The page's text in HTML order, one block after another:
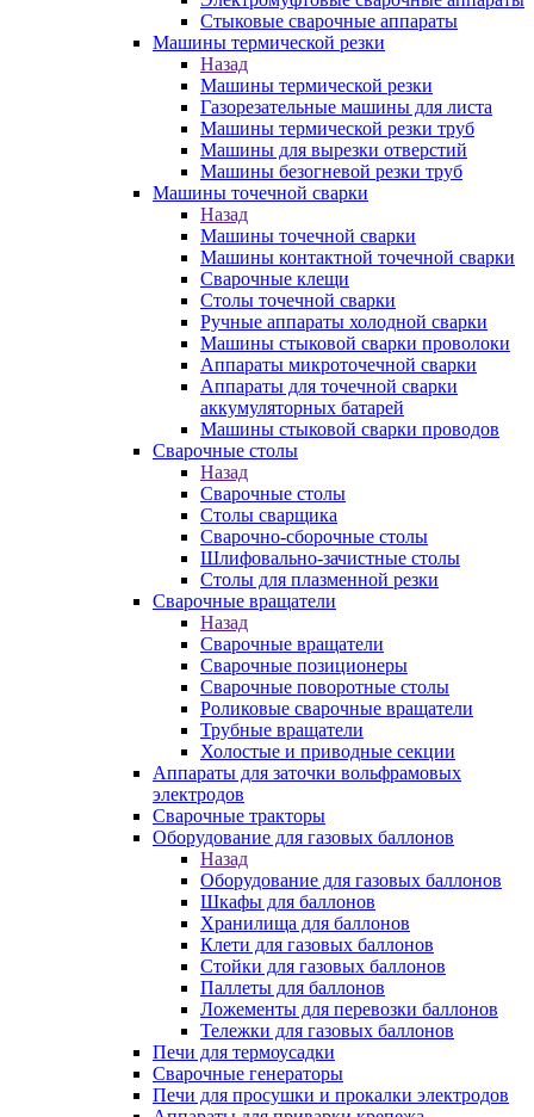
Стыковые сварочные аппараты
Машины термической резки
Назад
Машины термической резки
Газорезательные машины для листа
Машины термической резки труб
Машины для вырезки отверстий
Машины безогневой резки труб
Машины точечной сварки
Назад
Машины точечной сварки
Машины контактной точечной сварки
Сварочные клещи
Столы точечной сварки
Ручные аппараты холодной сварки
Машины стыковой сварки проволоки
Аппараты микроточечной сварки
Аппараты для точечной сварки
аккумуляторных батарей
Машины стыковой сварки проводов
Сварочные столы
Назад
Сварочные столы
Столы сварщика
Сварочно-сборочные столы
Шлифовально-зачистные столы
Столы для плазменной резки
Сварочные вращатели
Назад
Сварочные вращатели
Сварочные позиционеры
Сварочные поворотные столы
Роликовые сварочные вращатели
Трубные вращатели
Холостые и приводные секции
Аппараты для заточки вольфрамовых
электродов
Сварочные тракторы
Оборудование для газовых баллонов
Назад
Оборудование для газовых баллонов
Шкафы для баллонов
Хранилища для баллонов
Клети для газовых баллонов
Стойки для газовых баллонов
Паллеты для баллонов
Ложементы для перевозки баллонов
Тележки для газовых баллонов
Печи для термоусадки
Сварочные генераторы
Печи для просушки и прокалки электродов